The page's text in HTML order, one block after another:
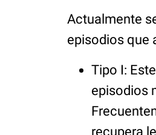
Actualmente
episodios que
Tipo I:
episodios
recupera